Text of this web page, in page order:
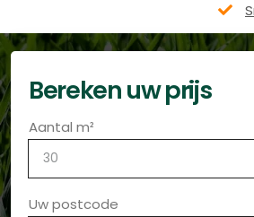
Snelle
Bereken uw prijs
Aantal m²
Uw postcode